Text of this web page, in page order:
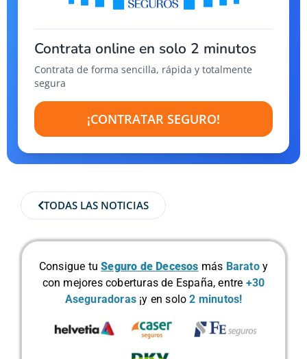
Contrata online en solo 2 minutos
Contrata de forma sencilla, rápida y totalmente
segura
¡CONTRATAR SEGURO!
TODAS LAS NOTICIAS
Consigue tu Seguro de Decesos más Baratoy
con mejores coberturas de España, entre +30
Aseguradoras ¡y en solo2 minutos!